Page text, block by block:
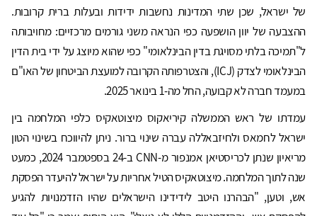
של ישראל, שכן שתי המדינות נחשבות ידידות ובעלות ברית קרובות.
ההצבעה של יוון הושפעה כפי הנראה משני גורמים מרכזיים: מחויבותה
ל"תמיכה בלתי מסויגת בדין הבינלאומי" כפי שהוא מיוצג על ידי בית הדין
הבינלאומי לצדק (ICJ), והצטרפותה הקרובה למועצת הביטחון של האו"ם
במעמד חברה לא קבועה, החל מה-1 בינואר 2025.
עמדתו של ראש הממשלה קיריאקוס מיצוטאקיס כלפי המלחמה בין
ישראל לחמאס ולחיזבאללה עברה שינוי ברור. ניתן להיווכח בשינוי הטון
מריאיון שנתן לכריסטיאן אמנפור מ-CNN ב-24 בספטמבר 2024, כמעט
שנה לתוך המלחמה. מיצוטאקיס הטיל אחריות על ישראל להיעדר הפסקת
אש, וטען, "הבהרנו היטב לידידינו הישראלים שהיו הזדמנויות להגיע